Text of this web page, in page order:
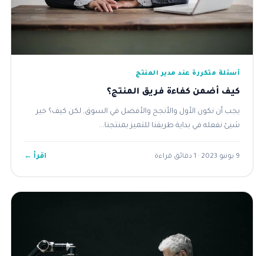
أسئلة متكررة عند مدير المنتج
كيف أضمن كفاءة فريق المنتج؟
يجب أن نكون الأول والأنجح والأفضل في السوق, لكن كيف؟ خير
شيئ نفعله في بداية طريقنا للتميز بمنتجنا...
9 يونيو 2023 · 1 دقائق قراءة اقرأ ←